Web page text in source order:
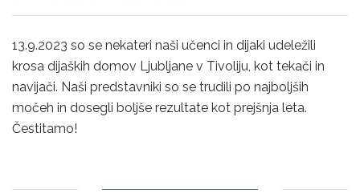
13.9.2023 so se nekateri naši učenci in dijaki udeležili
krosa dijaških domov Ljubljane v Tivoliju, kot tekači in
navijači. Naši predstavniki so se trudili po najboljših
močeh in dosegli boljše rezultate kot prejšnja leta.
Čestitamo!